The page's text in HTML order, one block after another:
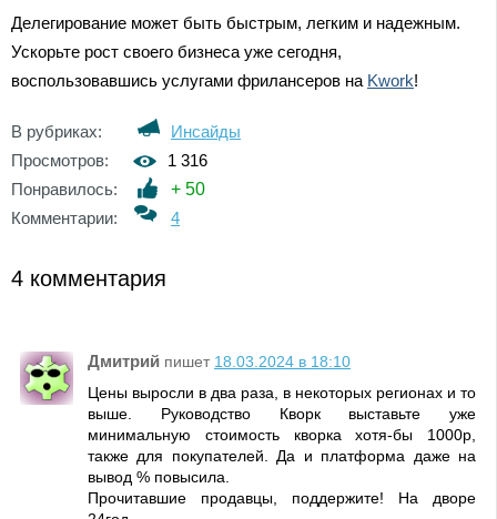
Делегирование может быть быстрым, легким и надежным.
Ускорьте рост своего бизнеса уже сегодня,
воспользовавшись услугами фрилансеров на Kwork!
В рубриках:
Инсайды
Просмотров:
1 316
Понравилось:
+ 50
Комментарии:
4
4 комментария
Дмитрий пишет 18.03.2024 в 18:10
Цены выросли в два раза, в некоторых регионах и то
выше. Руководство Кворк выставьте уже
минимальную стоимость кворка хотя-бы 1000р,
также для покупателей. Да и платформа даже на
вывод % повысила.
Прочитавшие продавцы, поддержите! На дворе